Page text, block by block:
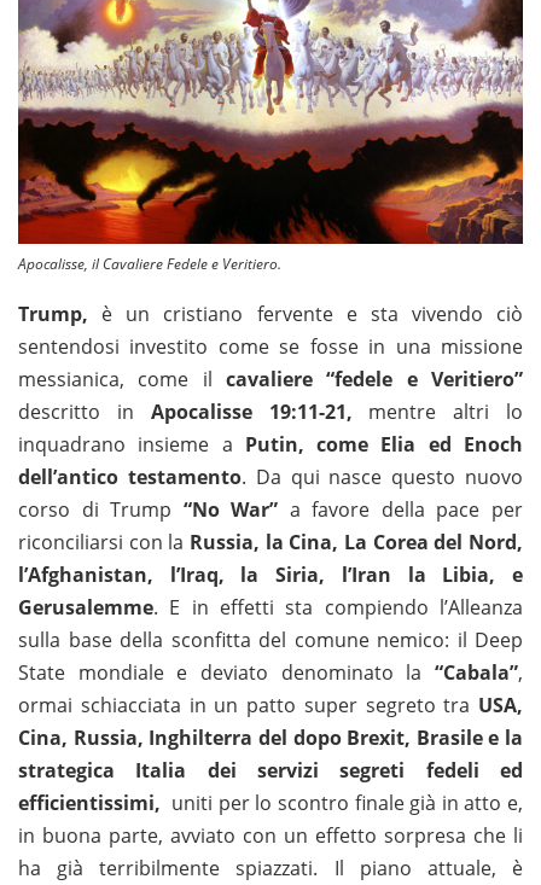
Apocalisse, il Cavaliere Fedele e Veritiero.
Trump, è un cristiano fervente e sta vivendo ciò
sentendosi investito come se fosse in una missione
messianica, come il cavaliere “fedele e Veritiero”
descritto in Apocalisse 19:11-21, mentre altri lo
inquadrano insieme a Putin, come Elia ed Enoch
dell’antico testamento. Da qui nasce questo nuovo
corso di Trump “No War” a favore della pace per
riconciliarsi con la Russia, la Cina, La Corea del Nord,
l’Afghanistan, l’Iraq, la Siria, l’Iran la Libia, e
Gerusalemme. E in effetti sta compiendo l’Alleanza
sulla base della sconfitta del comune nemico: il Deep
State mondiale e deviato denominato la “Cabala”,
ormai schiacciata in un patto super segreto tra USA,
Cina, Russia, Inghilterra del dopo Brexit, Brasile e la
strategica Italia dei servizi segreti fedeli ed
efficientissimi, uniti per lo scontro finale già in atto e,
in buona parte, avviato con un effetto sorpresa che li
ha già terribilmente spiazzati. Il piano attuale, è